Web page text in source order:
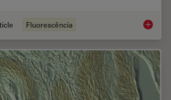
Fluorescência